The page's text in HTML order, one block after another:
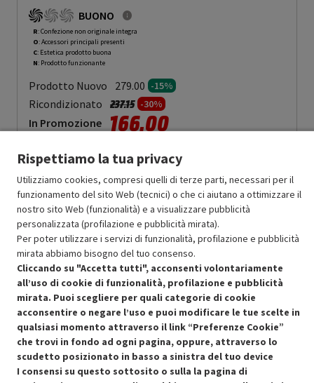
PRMG GRADING ROCN - 15%
BUONO
R: Confezione non originale integra
O: Accessori principali presenti
C: Estetica prodotto buona
N: Prodotto funzionante
Prodotto Nuovo 279.00 -15%
Ricondizionato Prezzo ridotto da
237.15a-30%
In Promozione 166.00
Aggiungi al carrello
SCONTO RICONDIZIONATI
Approfitta dello sconto del 30% sul prodotto ricondizionato.
Condizioni generali di vendita
Cookie Policy
Recedere dal contratto qui
Rispettiamo la tua privacy
Utilizziamo cookies, compresi quelli di terze parti, necessari per il
funzionamento del sito Web (tecnici) o che ci aiutano a ottimizzare il
nostro sito Web (funzionalità) e a visualizzare pubblicità
personalizzata (profilazione e pubblicità mirata).
Per poter utilizzare i servizi di funzionalità, profilazione e pubblicità
mirata abbiamo bisogno del tuo consenso.
Cliccando su "Accetta tutti", acconsenti volontariamente
all’uso di cookie di funzionalità, profilazione e pubblicità
mirata. Puoi scegliere per quali categorie di cookie
acconsentire o negare l’uso e puoi modificare le tue scelte in
qualsiasi momento attraverso il link “Preferenze Cookie”
che trovi in fondo ad ogni pagina, oppure, attraverso lo
scudetto posizionato in basso a sinistra del tuo device
I consensi su questo sottosito o sulla la pagina di